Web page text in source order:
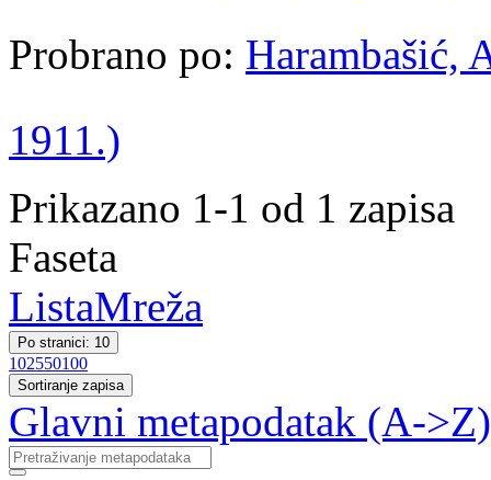
Probrano po: Harambašić,
1911.)
Prikazano 1-1 od 1 zapisa
Faseta
ListaMreža
Po stranici: 10
102550100
Sortiranje zapisa
Glavni metapodatak (A->Z)